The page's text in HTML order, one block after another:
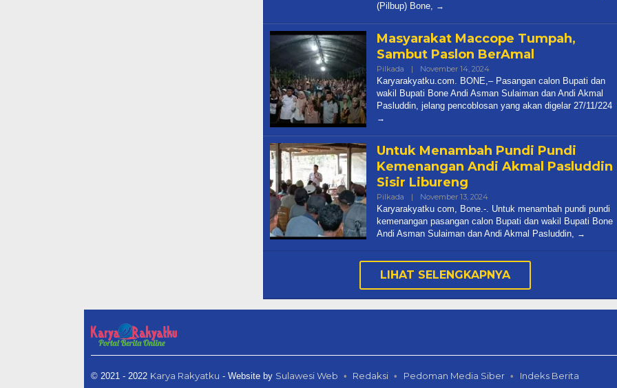
(Pilbup) Bone,
Masyarakat Maccope Tumpah,
Sambut Paslon BerAmal
Pilkada | November 14, 2024Oleh
Redaksi
Karya
Rakyatku
Karyarakyatku.com. BONE,– Pasangan calon Bupati dan
wakil Bupati Bone Andi Asman Sulaiman dan Andi Akmal
Pasluddin, jelang pencoblosan yang akan digelar 27/11/224
Untuk Menambah Pundi Pundi
Kemenangan Andi Akmal Pasluddin
Sisir Libureng
Pilkada | November 13, 2024Oleh
Redaksi
Karya
Rakyatku
Karyarakyatku com, Bone.-. Untuk menambah pundi pundi
kemenangan pasangan calon Bupati dan wakil Bupati Bone
Andi Asman Sulaiman dan Andi Akmal Pasluddin,
LIHAT SELENGKAPNYA
© 2021 - 2022 Karya Rakyatku - Website by Sulawesi Web Redaksi Pedoman Media Siber Indeks Berita